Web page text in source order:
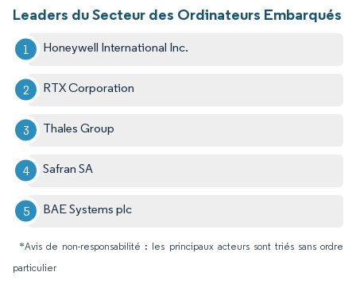
Leaders du Secteur des Ordinateurs Embarqués
Honeywell International Inc.
RTX Corporation
Thales Group
Safran SA
BAE Systems plc
*Avis de non-responsabilité : les principaux acteurs sont triés sans ordre
particulier